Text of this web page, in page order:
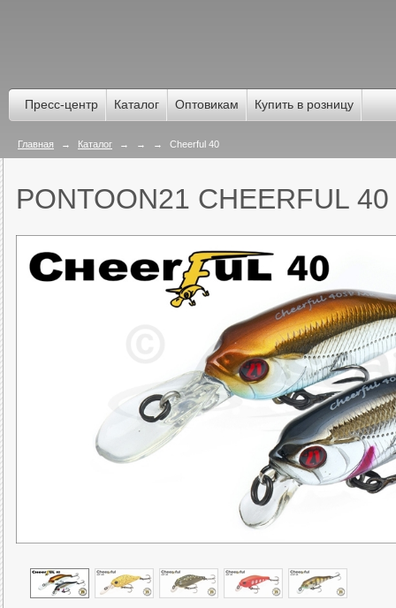
Пресс-центр Каталог Оптовикам Купить в розницу
Главная → Каталог → → → Cheerful 40
PONTOON21 CHEERFUL 40